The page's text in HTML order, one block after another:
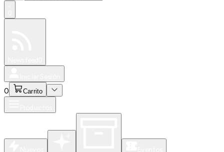
0 Carrito